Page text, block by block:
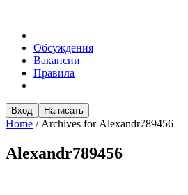
Обсуждения
Вакансии
Правила
Вход Написать
Home / Archives for Alexandr789456
Alexandr789456